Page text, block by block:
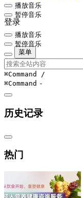
播放音乐
暂停音乐
登录
播放音乐
暂停音乐
菜单
⌘Command /
⌘Command -
历史记录
热门